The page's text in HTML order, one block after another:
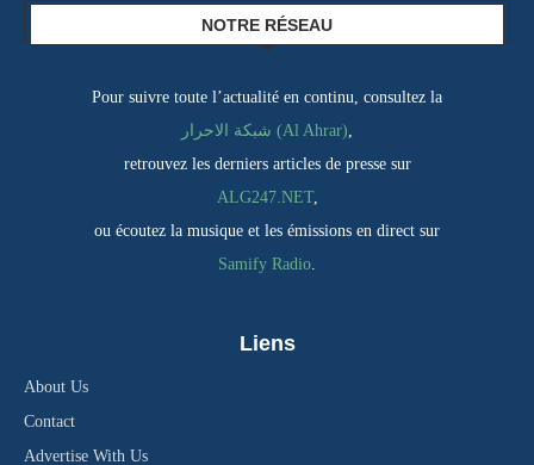
NOTRE RÉSEAU
Pour suivre toute l’actualité en continu, consultez la
شبكة الاحرار (Al Ahrar),
retrouvez les derniers articles de presse sur
ALG247.NET,
ou écoutez la musique et les émissions en direct sur
Samify Radio.
Liens
About Us
Contact
Advertise With Us